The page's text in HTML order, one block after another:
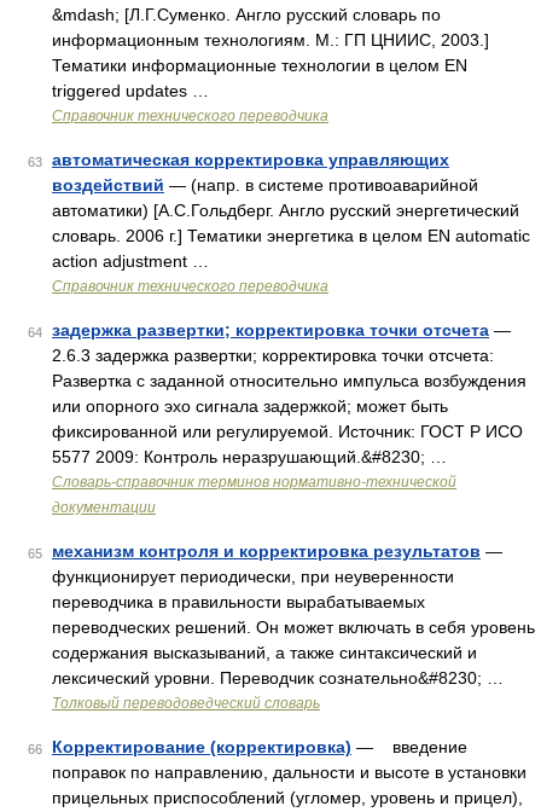
&mdash; [Л.Г.Суменко. Англо русский словарь по
информационным технологиям. М.: ГП ЦНИИС, 2003.]
Тематики информационные технологии в целом EN
triggered updates …
Справочник технического переводчика
63
автоматическая корректировка управляющих
воздействий — (напр. в системе противоаварийной
автоматики) [А.С.Гольдберг. Англо русский энергетический
словарь. 2006 г.] Тематики энергетика в целом EN automatic
action adjustment …
Справочник технического переводчика
64 задержка развертки; корректировка точки отсчета —
2.6.3 задержка развертки; корректировка точки отсчета:
Развертка с заданной относительно импульса возбуждения
или опорного эхо сигнала задержкой; может быть
фиксированной или регулируемой. Источник: ГОСТ Р ИСО
5577 2009: Контроль неразрушающий.&#8230; …
Словарь-справочник терминов нормативно-технической
документации
65 механизм контроля и корректировка результатов —
функционирует периодически, при неуверенности
переводчика в правильности вырабатываемых
переводческих решений. Он может включать в себя уровень
содержания высказываний, а также синтаксический и
лексический уровни. Переводчик сознательно&#8230; …
Толковый переводоведческий словарь
66 Корректирование (корректировка) — введение
поправок по направлению, дальности и высоте в установки
прицельных приспособлений (угломер, уровень и прицел),